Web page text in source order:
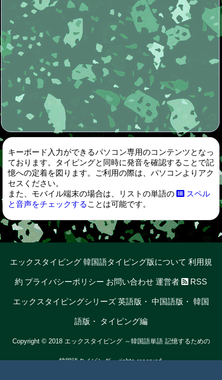
キーボード入力ができるパソコン専用のコンテンツとなっ
ております。タイピングと同時に発音を確認することで記
憶への定着を図ります。ご利用の際は、パソコンよりアク
セスください。
また、モバイル端末の場合は、リストの単語の
スペル
と音声をチェックする ことは可能です。
エックスタイピング 韓国語タイピング版について 利用規
約 プライバシーポリシー お問い合わせ 運営者 RSS
エックスタイピングシリーズ 英語版 ・ 中国語版 ・ 韓国
語版 ・ タイピング編
Copyright © 2018 エックスタイピング ～韓国語単語 記憶するための
韓国語タイピング～ rights reserved.